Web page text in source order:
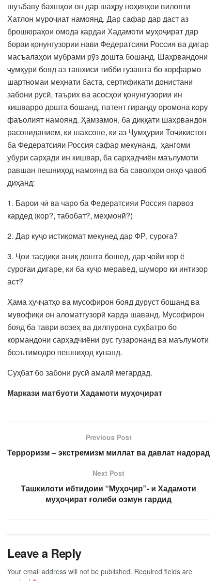
шуъбаву бахшҳои он дар шаҳру ноҳияҳои вилояти
Хатлон муроҷиат намоянд. Дар сафар дар даст аз
брошюраҳои омода кардаи Хадамоти муҳоҷират дар
бораи қонунгузории нави Федератсияи Россия ва дигар
масъалаҳои мубрами рӯз дошта бошанд. Шаҳрвандони
ҷумҳурӣ бояд аз ташхиси тибби гузашта бо корфармо
шартномаи меҳнати баста, сертификати донистани
забони русӣ, таърих ва асосҳои қонунгузории ин
кишварро дошта бошанд, патент гиранду оромона кору
фаъолият намоянд. Ҳамзамон, ба диққати шаҳрвандон
расониданием, ки шахсоне, ки аз Ҷумҳурии Тоҷикистон
ба Федератсияи Россия сафар мекунанд, ҳангоми
убури сарҳади ин кишвар, ба сарҳадчиён маълумоти
равшан пешниҳод намоянд ва ба саволҳои онҳо ҷавоб
диҳанд:
1. Барои чӣ ва чаро ба Федератсияи Россия парвоз
кардед (кор?, табобат?, меҳмонӣ?)
2. Дар куҷо истиқомат мекунед дар ФР, суроға?
3. Ҷои тасдиқи аниқ дошта бошед, дар ҷойи кор ё
суроғаи дигаре, ки ба куҷо меравед, шуморо ки интизор
аст?
Ҳама ҳуҷҷатҳо ва мусофирон бояд дуруст бошанд ва
мувофиқи он аломатгузорӣ карда шаванд. Мусофирон
бояд ба таври возеҳ ва дилпурона суҳбатро бо
кормандони сарҳадчиёни рус гузаронанд ва маълумоти
боэътимодро пешниҳод кунанд.
Суҳбат бо забони русӣ амалӣ мегардад.
Маркази матбуоти Хадамоти муҳоҷират
Previous Post
Терроризм – экстремизм миллат ва давлат надорад
Next Post
Ташкилоти ибтидоии “Муҳоҷир”- и Хадамоти
муҳоҷират ғолиби озмун гардид
Leave a Reply
Your email address will not be published. Required fields are